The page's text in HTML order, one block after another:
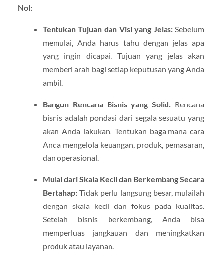
Nol:
Tentukan Tujuan dan Visi yang Jelas:Sebelum
memulai, Anda harus tahu dengan jelas apa
yang ingin dicapai. Tujuan yang jelas akan
memberi arah bagi setiap keputusan yang Anda
ambil.
Bangun Rencana Bisnis yang Solid: Rencana
bisnis adalah pondasi dari segala sesuatu yang
akan Anda lakukan. Tentukan bagaimana cara
Anda mengelola keuangan, produk, pemasaran,
dan operasional.
Mulai dari Skala Kecil dan Berkembang Secara
Bertahap:Tidak perlu langsung besar, mulailah
dengan skala kecil dan fokus pada kualitas.
Setelah bisnis berkembang, Anda bisa
memperluas jangkauan dan meningkatkan
produk atau layanan.